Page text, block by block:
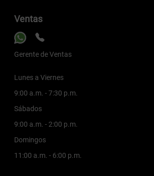
Ventas
Gerente de Ventas
Lunes a Viernes
9:00 a.m. - 7:30 p.m.
Sábados
9:00 a.m. - 2:00 p.m.
Domingos
11:00 a.m. - 6:00 p.m.